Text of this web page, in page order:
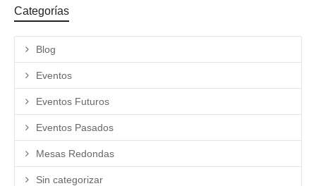
Categorías
Blog
Eventos
Eventos Futuros
Eventos Pasados
Mesas Redondas
Sin categorizar